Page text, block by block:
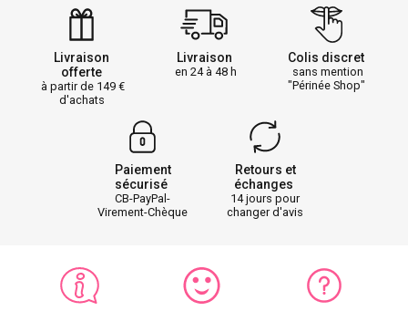
Livraison
offerte
à partir de 149
d'achats
Livraison
en 24 à 48 h
Colis discret
sans mention
"Périnée Shop"
Paiement
sécurisé
CB-PayPal-
Virement-Chèque
Retours et
échanges
14 jours pour
changer d'avis